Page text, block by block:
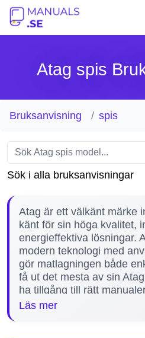
Atag spis
Bruksanvisning spis
Sök i alla bruksanvisningar
Atag är ett välkänt märke
känt för sin höga kvalitet,
energieffektiva lösningar.
modern teknologi med
gör matlagningen både
få ut det mesta av sin
ha tillgång till rätt
installation, användning
Läs mer